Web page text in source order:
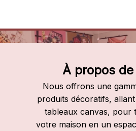
À propos
Nous offrons une
produits décoratifs,
tableaux canvas, pour
votre maison en un